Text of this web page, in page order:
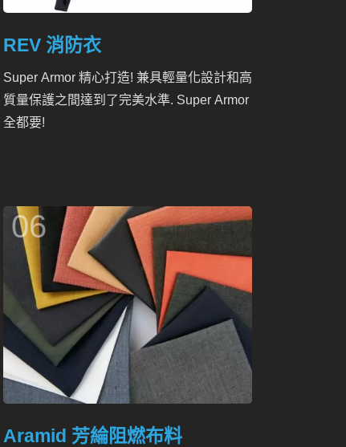
REV 消防衣
Super Armor 精心打造! 兼具輕量化設計和高
質量保護之間達到了完美水準. Super Armor
全都要!
06
Aramid 芳綸阻燃布料